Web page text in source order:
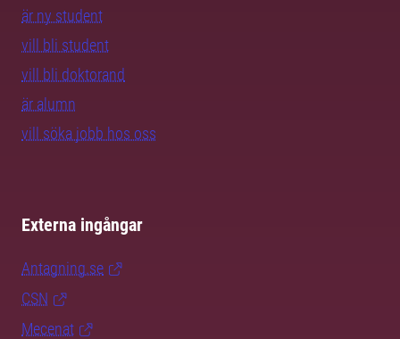
är ny student
vill bli student
vill bli doktorand
är alumn
vill söka jobb hos oss
Externa ingångar
Antagning.se
CSN
Mecenat